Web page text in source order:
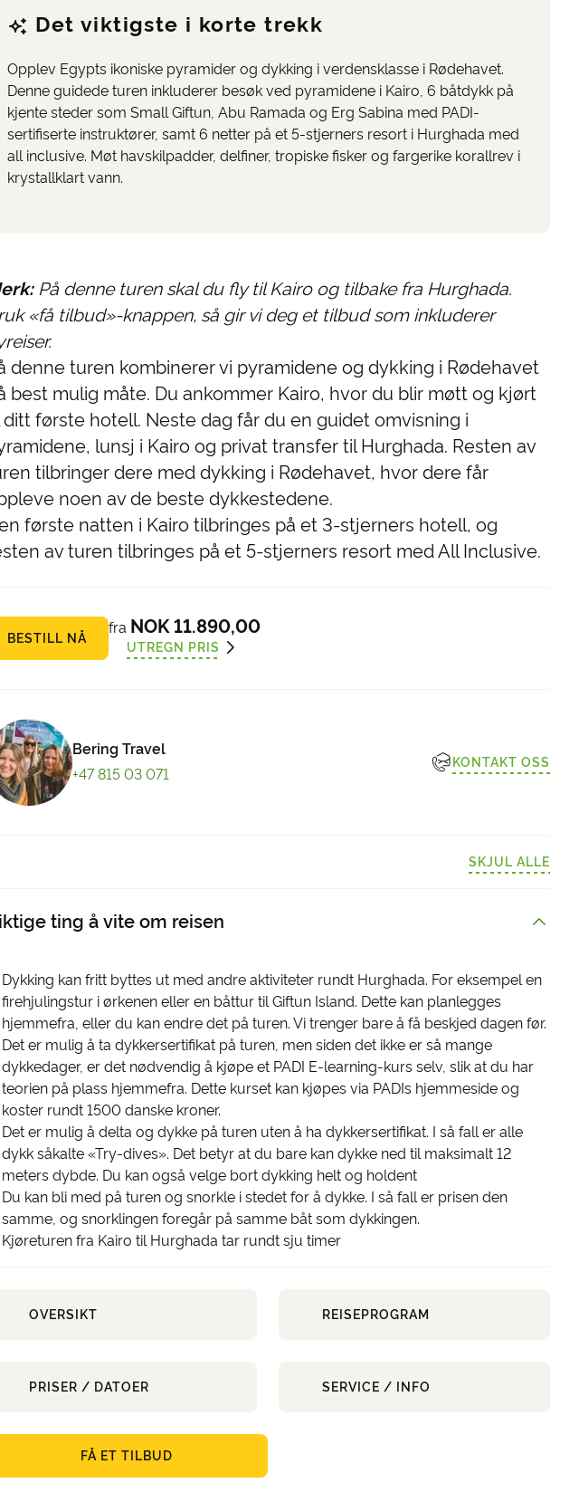
Det viktigste i korte trekk
Opplev Egypts ikoniske pyramider og dykking i verdensklasse i Rødehavet.
Denne guidede turen inkluderer besøk ved pyramidene i Kairo, 6 båtdykk på
kjente steder som Small Giftun, Abu Ramada og Erg Sabina med PADI-
sertifiserte instruktører, samt 6 netter på et 5-stjerners resort i Hurghada med
all inclusive. Møt havskilpadder, delfiner, tropiske fisker og fargerike korallrev i
krystallklart vann.
På denne turen skal du fly til Kairo og tilbake fra Hurghada.
«få tilbud»-knappen, så gir vi deg et tilbud som inkluderer
denne turen kombinerer vi pyramidene og dykking i Rødehavet
best mulig måte. Du ankommer Kairo, hvor du blir møtt og kjørt
ditt første hotell. Neste dag får du en guidet omvisning i
lunsj i Kairo og privat transfer til Hurghada. Resten av
tilbringer dere med dykking i Rødehavet, hvor dere får
noen av de beste dykkestedene.
første natten i Kairo tilbringes på et 3-stjerners hotell, og
av turen tilbringes på et 5-stjerners resort med All Inclusive.
BESTILL NÅ
fra NOK 11.890,00
UTREGN PRIS
Bering Travel
+47 815 03 071
KONTAKT OSS
FÅ ET TILBUD
OVERSIKT REISEPROGRAM
PRISER / DATOER SERVICE / INFO
SKJUL ALLE
ting å vite om reisen
Dykking kan fritt byttes ut med andre aktiviteter rundt Hurghada. For eksempel en
firehjulingstur i ørkenen eller en båttur til Giftun Island. Dette kan planlegges
hjemmefra, eller du kan endre det på turen. Vi trenger bare å få beskjed dagen før.
Det er mulig å ta dykkersertifikat på turen, men siden det ikke er så mange
dykkedager, er det nødvendig å kjøpe et PADI E-learning-kurs selv, slik at du har
teorien på plass hjemmefra. Dette kurset kan kjøpes via PADIs hjemmeside og
koster rundt 1500 danske kroner.
Det er mulig å delta og dykke på turen uten å ha dykkersertifikat. I så fall er alle
dykk såkalte «Try-dives». Det betyr at du bare kan dykke ned til maksimalt 12
meters dybde. Du kan også velge bort dykking helt og holdent
Du kan bli med på turen og snorkle i stedet for å dykke. I så fall er prisen den
samme, og snorklingen foregår på samme båt som dykkingen.
Kjøreturen fra Kairo til Hurghada tar rundt sju timer